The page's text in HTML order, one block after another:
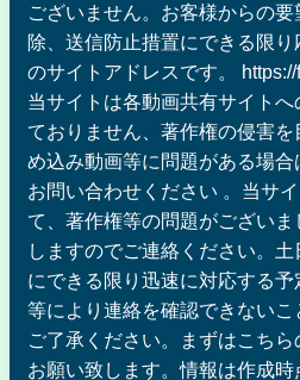
ございません。お客様からの
除、送信防止措置にできる限
のサイトアドレスです。
当サイトは各動画共有サイト
ておりません、著作権の侵害
め込み動画等に問題がある場
お問い合わせください 。当サ
て、著作権等の問題がござい
しますのでご連絡ください。
にできる限り迅速に対応する
等により連絡を確認できないこ
ご了承ください。まずはこち
お願い致します。情報は作成